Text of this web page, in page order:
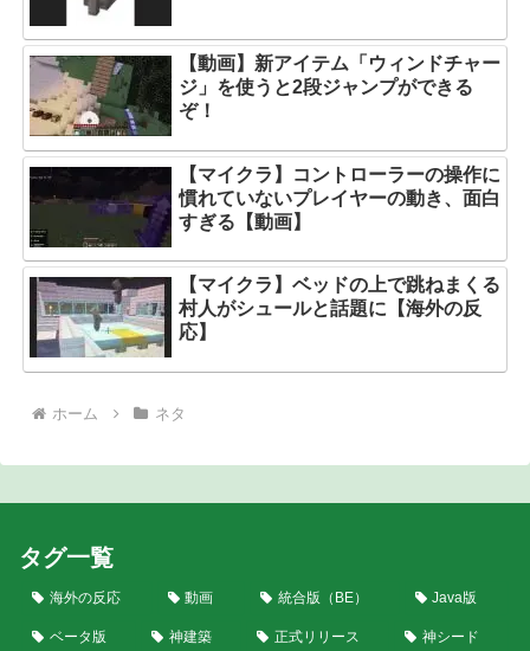
【動画】新アイテム「ウィンドチャー
ジ」を使うと2段ジャンプができる
ぞ！
【マイクラ】コントローラーの操作に
慣れていないプレイヤーの動き、面白
すぎる【動画】
【マイクラ】ベッドの上で跳ねまくる
村人がシュールと話題に【海外の反
応】
ホーム ネタ
タグ一覧
海外の反応 動画 統合版（BE） Java版
ベータ版 神建築 正式リリース 神シード